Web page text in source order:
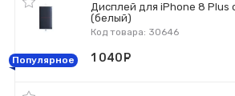
Дисплей для iPhone 8 Plus
(белый)
Код товара: 30646
Популярное 1 040